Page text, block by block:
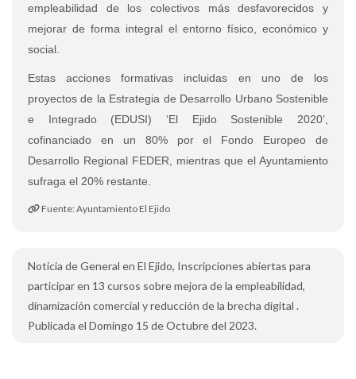
empleabilidad de los colectivos más desfavorecidos y
mejorar de forma integral el entorno físico, económico y
social.
Estas acciones formativas incluidas en uno de los
proyectos de la Estrategia de Desarrollo Urbano Sostenible
e Integrado (EDUSI) ‘El Ejido Sostenible 2020’,
cofinanciado en un 80% por el Fondo Europeo de
Desarrollo Regional FEDER, mientras que el Ayuntamiento
sufraga el 20% restante.
Fuente: Ayuntamiento El Ejido
Noticia de General en El Ejido, Inscripciones abiertas para
participar en 13 cursos sobre mejora de la empleabilidad,
dinamización comercial y reducción de la brecha digital .
Publicada el Domingo 15 de Octubre del 2023.